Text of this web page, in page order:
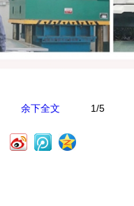
余下全文 1/5